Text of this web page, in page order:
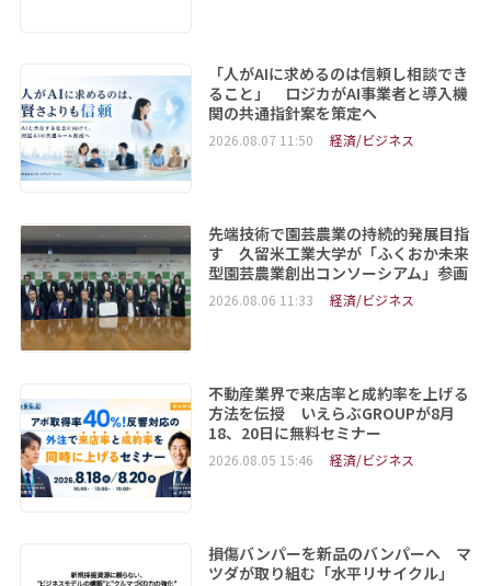
「人がAIに求めるのは信頼し相談でき
ること」 ロジカがAI事業者と導入機
関の共通指針案を策定へ
2026.08.07 11:50 経済/ビジネス
先端技術で園芸農業の持続的発展目指
す 久留米工業大学が「ふくおか未来
型園芸農業創出コンソーシアム」参画
2026.08.06 11:33 経済/ビジネス
不動産業界で来店率と成約率を上げる
方法を伝授 いえらぶGROUPが8月
18、20日に無料セミナー
2026.08.05 15:46 経済/ビジネス
損傷バンパーを新品のバンパーへ マ
ツダが取り組む「水平リサイクル」